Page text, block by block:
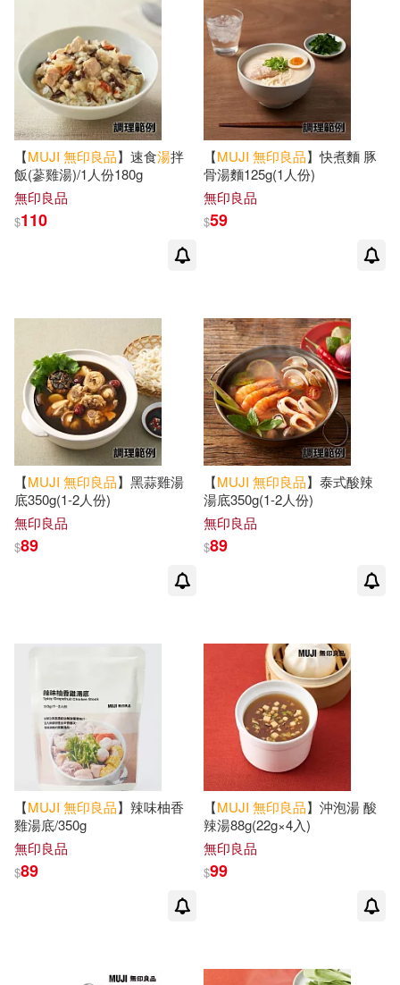
【MUJI 無印良品】速食湯拌
飯(蔘雞湯)/1人份180g
無印良品
$110
【MUJI 無印良品】快煮麵 豚
骨湯麵125g(1人份)
無印良品
$59
【MUJI 無印良品】黑蒜雞湯
底350g(1-2人份)
無印良品
$89
【MUJI 無印良品】泰式酸辣
湯底350g(1-2人份)
無印良品
$89
【MUJI 無印良品】辣味柚香
雞湯底/350g
無印良品
$89
【MUJI 無印良品】沖泡湯 酸
辣湯88g(22g×4入)
無印良品
$99